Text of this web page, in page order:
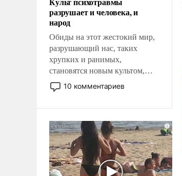
возможности.
разрушает и человека, и
народ
Обиды на этот жестокий мир,
разрушающий нас, таких
хрупких и ранимых,
становятся новым культом,
постепенно вытесняя и
отменяя традиционное
ударами судьбы, брать на себя
ответственность, помогать
слабым, идти вперед и
адаптироваться.
10 комментариев